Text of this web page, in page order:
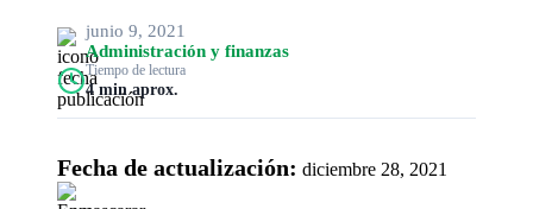
junio 9, 2021
Administración y finanzas
Tiempo de lectura
4 min aprox.
Fecha de actualización: diciembre 28, 2021